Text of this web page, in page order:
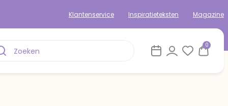
Klantenservice Inspiratieteksten Magazine
0